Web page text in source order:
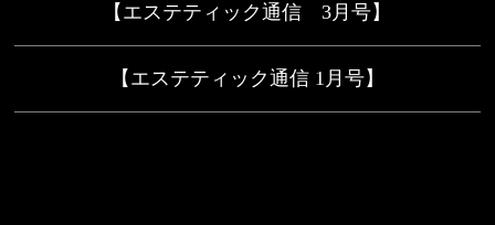
【エステティック通信 3月号】
【エステティック通信 1月号】